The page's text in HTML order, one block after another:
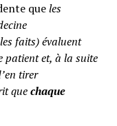
queles
faits) évaluent
patient et, à la suite
tirer
quechaque